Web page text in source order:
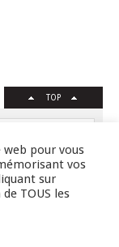
TOP
pour vous
vos
sur
TOUS les